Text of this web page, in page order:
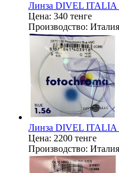
Линза DIVEL ITALIA
Цена: 340 тенге
Производство: Италия
Линза DIVEL ITALIA
Цена: 2200 тенге
Производство: Италия